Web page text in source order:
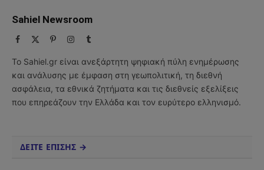
Sahiel Newsroom
Facebook PinterestInstagram
Tumblr
Το Sahiel.gr είναι ανεξάρτητη ψηφιακή πύλη ενημέρωσης
και ανάλυσης με έμφαση στη γεωπολιτική, τη διεθνή
ασφάλεια, τα εθνικά ζητήματα και τις διεθνείς εξελίξεις
που επηρεάζουν την Ελλάδα και τον ευρύτερο ελληνισμό.
ΔΕΙΤΕ ΕΠΙΣΗΣ →